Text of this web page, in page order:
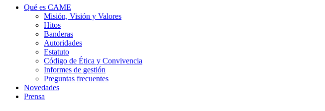
Qué es CAME
Misión, Visión y Valores
Hitos
Banderas
Autoridades
Estatuto
Código de Ética y Convivencia
Informes de gestión
Preguntas frecuentes
Novedades
Prensa